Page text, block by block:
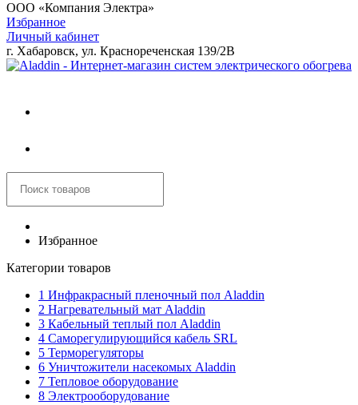
ООО «Компания Электра»
Избранное
Личный кабинет
г. Хабаровск, ул. Краснореченская 139/2В
Избранное
Категории товаров
1 Инфракрасный пленочный пол Aladdin
2 Нагревательный мат Aladdin
3 Кабельный теплый пол Aladdin
4 Саморегулирующийся кабель SRL
5 Терморегуляторы
6 Уничтожители насекомых Aladdin
7 Тепловое оборудование
8 Электрооборудование